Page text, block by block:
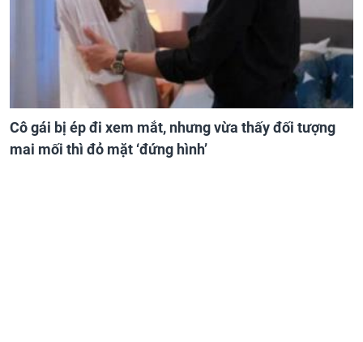
Cô gái bị ép đi xem mắt, nhưng vừa thấy đối tượng
mai mối thì đỏ mặt ‘đứng hình’